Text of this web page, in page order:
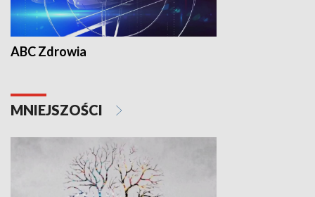
ABC Zdrowia
MNIEJSZOŚCI